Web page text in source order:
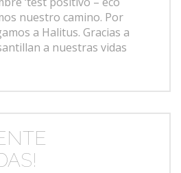
nuestro camino. Por
a Halitus. Gracias a
a nuestras vidas